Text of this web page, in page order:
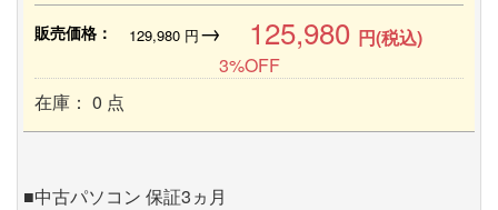
販売価格： 129,980円→ 125,980 円(税込)
3%OFF
在庫： 0 点
■中古パソコン 保証3ヵ月